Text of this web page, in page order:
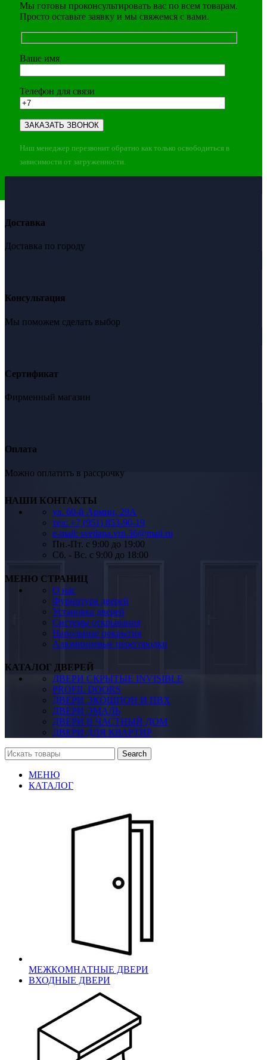
Мы готовы проконсультировать вас по всем товарам.
Просто оставьте заявку и мы свяжемся с вами.
Ваше имя
Телефон для связи
Наш менеджер перезвонит обратно как только освободиться в
зависимости от загруженности.
Доставка
Доставка по городу
Консультация
Мы поможем сделать выбор
Сертификат
Фирменный магазин
Оплата
Можно оплатить в рассрочку
НАШИ КОНТАКТЫ
ул. 60-й Армии, 29А
тел: +7 (951) 853-90-19
e-mail: svetlana.vrn.36@mail.ru
Пн.-Пт. c 9:00 до 19:00
Сб. - Вс. c 9:00 до 18:00
МЕНЮ СТРАНИЦ
О нас
Фурнитура дверей
Установка дверей
Системы открывания
Напольные покрытия
Алюминиевые перегородки
КАТАЛОГ ДВЕРЕЙ
ДВЕРИ СКРЫТЫЕ INVISIBLE
PROFIL DOORS
ДВЕРИ ЭКОШПОН И ПВХ
ДВЕРИ ЭМАЛЬ
ДВЕРИ В ЧАСТНЫЙ ДОМ
ДВЕРИ ДЛЯ КВАРТИР
Search
МЕНЮ
КАТАЛОГ
МЕЖКОМНАТНЫЕ ДВЕРИ
ВХОДНЫЕ ДВЕРИ